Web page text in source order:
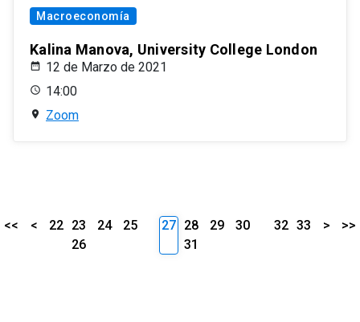
Macroeconomía
Kalina Manova, University College London
12 de Marzo de 2021
14:00
Zoom
<< < 22 23 24
25
26
27 28 29
30
31
32 33 > >>